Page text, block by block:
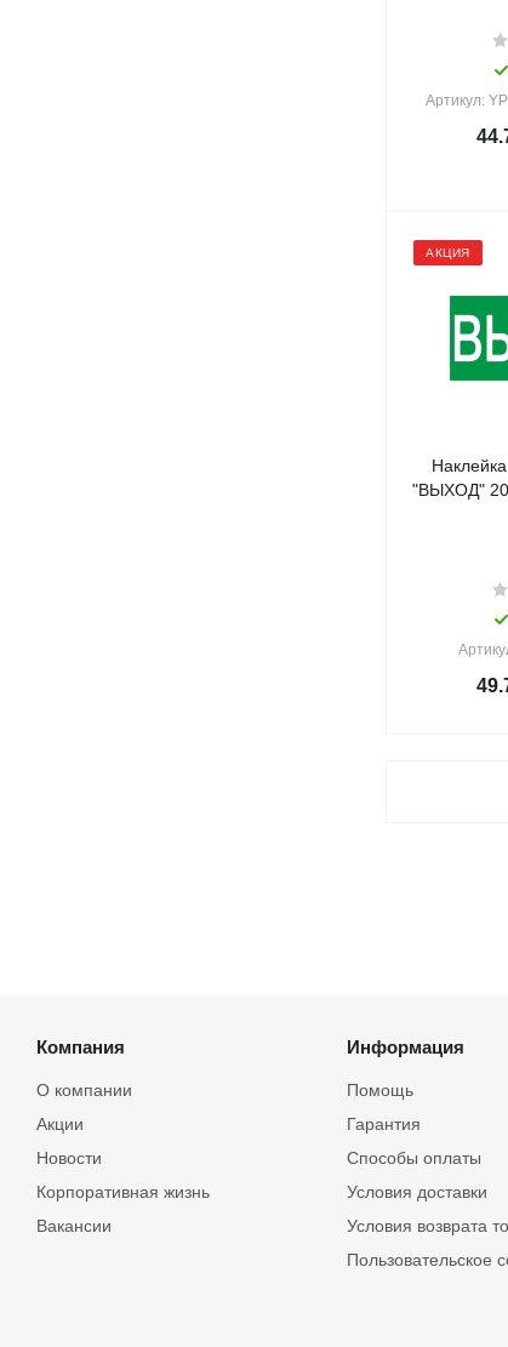
Артикул:
АКЦИЯ
"ВЫХОД"
Компания
О компании
Акции
Новости
Корпоративная жизнь
Вакансии
Информация
Помощь
Гарантия
Способы оплаты
Условия доставки
Условия возврата
Пользовательское